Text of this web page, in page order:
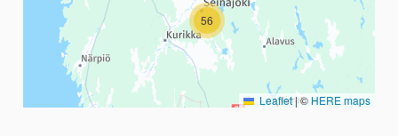
56
Leaflet |© HERE maps